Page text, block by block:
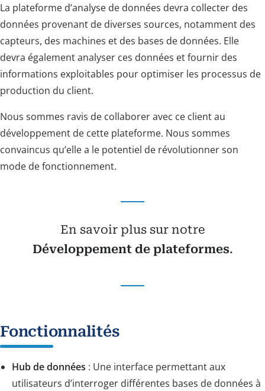
La plateforme d’analyse de données devra collecter des
données provenant de diverses sources, notamment des
capteurs, des machines et des bases de données. Elle
devra également analyser ces données et fournir des
informations exploitables pour optimiser les processus de
production du client.
Nous sommes ravis de collaborer avec ce client au
développement de cette plateforme. Nous sommes
convaincus qu’elle a le potentiel de révolutionner son
mode de fonctionnement.
En savoir plus sur notre
Développement de plateformes.
Fonctionnalités
Hub de données : Une interface permettant aux
utilisateurs d’interroger différentes bases de données à